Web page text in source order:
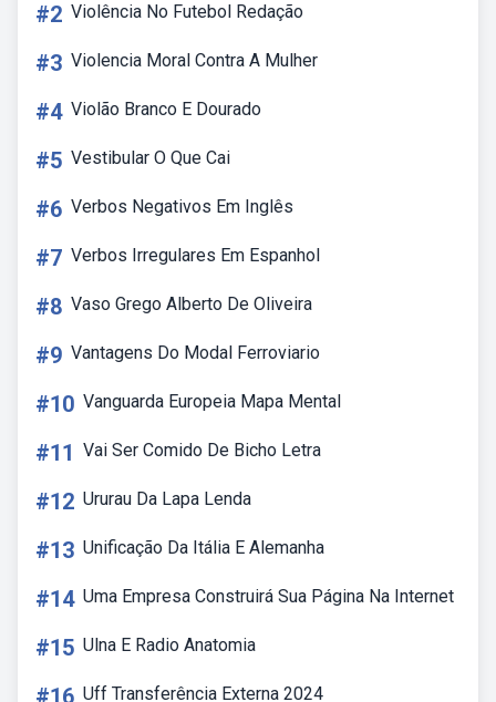
#2 Violência No Futebol Redação
#3 Violencia Moral Contra A Mulher
#4 Violão Branco E Dourado
#5 Vestibular O Que Cai
#6 Verbos Negativos Em Inglês
#7 Verbos Irregulares Em Espanhol
#8 Vaso Grego Alberto De Oliveira
#9 Vantagens Do Modal Ferroviario
#10 Vanguarda Europeia Mapa Mental
#11 Vai Ser Comido De Bicho Letra
#12 Ururau Da Lapa Lenda
#13 Unificação Da Itália E Alemanha
#14 Uma Empresa Construirá Sua Página Na Internet
#15 Ulna E Radio Anatomia
#16 Uff Transferência Externa 2024